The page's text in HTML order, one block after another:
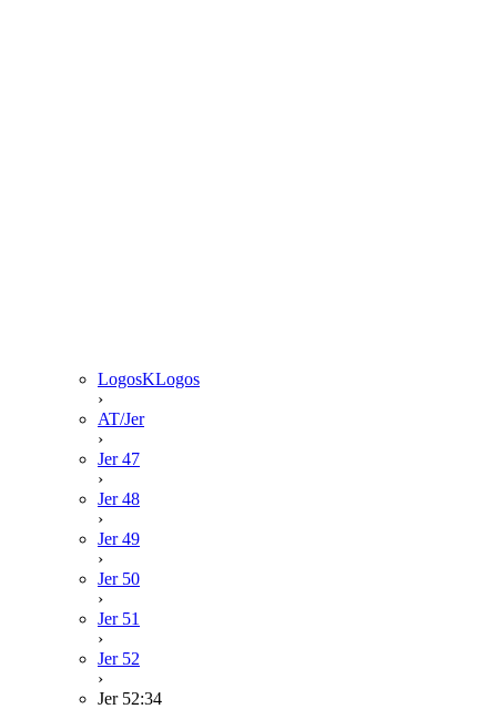
LogosKLogos
›
AT/Jer
›
Jer 47
›
Jer 48
›
Jer 49
›
Jer 50
›
Jer 51
›
Jer 52
›
Jer 52:34